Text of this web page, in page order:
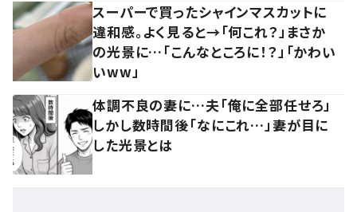
スーパーで買ったシャインマスカットに
違和感。よく見ると→「何これ？」まさか
の光景に…「こんなところに！？」「かわい
いww」
体調不良の妻に…夫「俺に全部任せろ」
しかし数時間後「なにこれ…」妻が目に
した光景とは